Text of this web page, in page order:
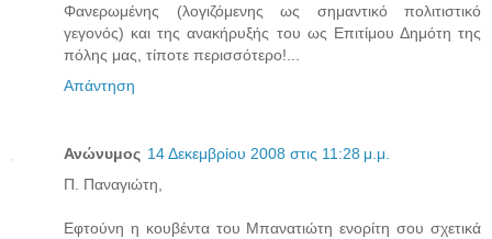
Φανερωμένης (λογιζόμενης ως σημαντικό πολιτιστικό
γεγονός) και της ανακήρυξής του ως Επιτίμου Δημότη της
πόλης μας, τίποτε περισσότερο!...
Απάντηση
Ανώνυμος 14 Δεκεμβρίου 2008 στις 11:28 μ.μ.
Π. Παναγιώτη,
Εφτούνη η κουβέντα του Μπανατιώτη ενορίτη σου σχετικά